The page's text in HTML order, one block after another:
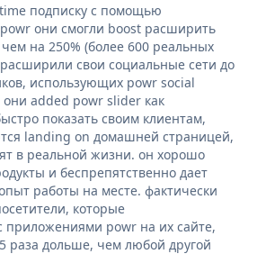
подписку с помощью
они смогли boost расширить
на 250% (более 600 реальных
свои социальные сети до
использующих powr social
они added powr slider как
показать своим клиентам,
landing on домашней страницей,
в реальной жизни. он хорошо
и беспрепятственно дает
работы на месте. фактически
которые
приложениями powr на их сайте,
раза дольше, чем любой другой